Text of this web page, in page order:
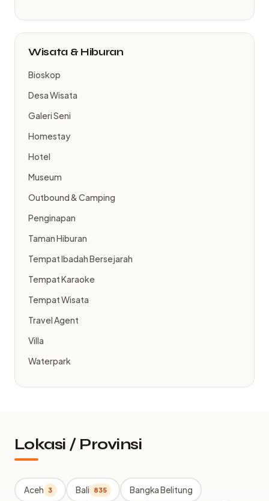
Wisata & Hiburan
Bioskop
Desa Wisata
Galeri Seni
Homestay
Hotel
Museum
Outbound & Camping
Penginapan
Taman Hiburan
Tempat Ibadah Bersejarah
Tempat Karaoke
Tempat Wisata
Travel Agent
Villa
Waterpark
Lokasi / Provinsi
Aceh 3 Bali 835 Bangka Belitung